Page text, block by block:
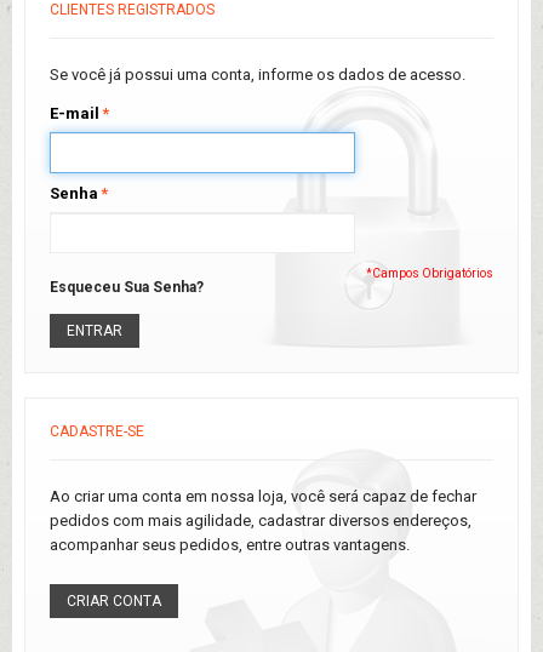
CLIENTES REGISTRADOS
Se você já possui uma conta, informe os dados de acesso.
*
E-mail
*
Senha
*Campos Obrigatórios
Esqueceu Sua Senha?
ENTRAR
CADASTRE-SE
Ao criar uma conta em nossa loja, você será capaz de fechar
pedidos com mais agilidade, cadastrar diversos endereços,
acompanhar seus pedidos, entre outras vantagens.
CRIAR CONTA